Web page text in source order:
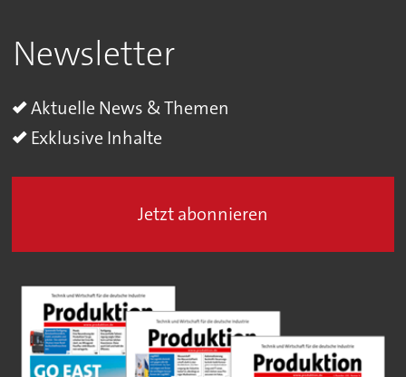
Newsletter
Aktuelle News & Themen
Exklusive Inhalte
Jetzt abonnieren